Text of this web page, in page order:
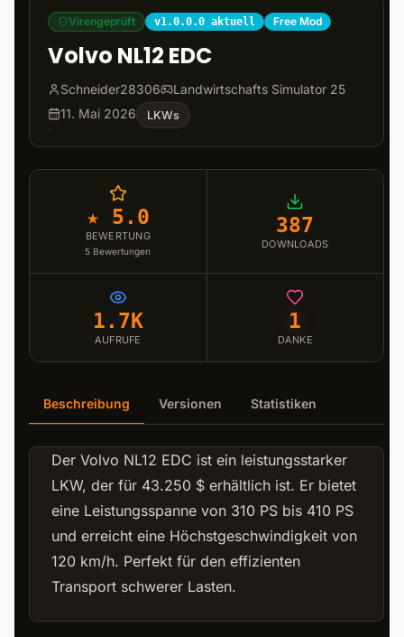
Virengeprüft v1.0.0.0 aktuell Free Mod
Volvo NL12 EDC
Schneider28306
Landwirtschafts Simulator 25
11. Mai 2026
LKWs
★ 5.0
BEWERTUNG
5 Bewertungen
387
DOWNLOADS
1.7K
AUFRUFE
1
DANKE
Beschreibung Versionen Statistiken
Der Volvo NL12 EDC ist ein leistungsstarker
LKW, der für 43.250 $ erhältlich ist. Er bietet
eine Leistungsspanne von 310 PS bis 410 PS
und erreicht eine Höchstgeschwindigkeit von
120 km/h. Perfekt für den effizienten
Transport schwerer Lasten.